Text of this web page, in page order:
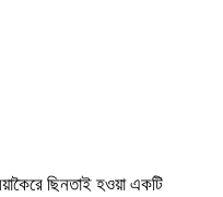
ছিনতাই হওয়া একটি